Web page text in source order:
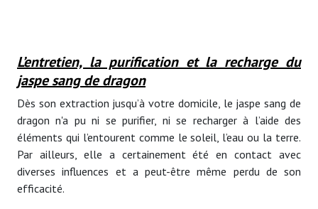
L’entretien, la purification et la recharge du
jaspe sang de dragon
Dès son extraction jusqu’à votre domicile, le jaspe sang de
dragon n'a pu ni se purifier, ni se recharger à l’aide des
éléments qui l’entourent comme le soleil, l’eau ou la terre.
Par ailleurs, elle a certainement été en contact avec
diverses influences et a peut-être même perdu de son
efficacité.